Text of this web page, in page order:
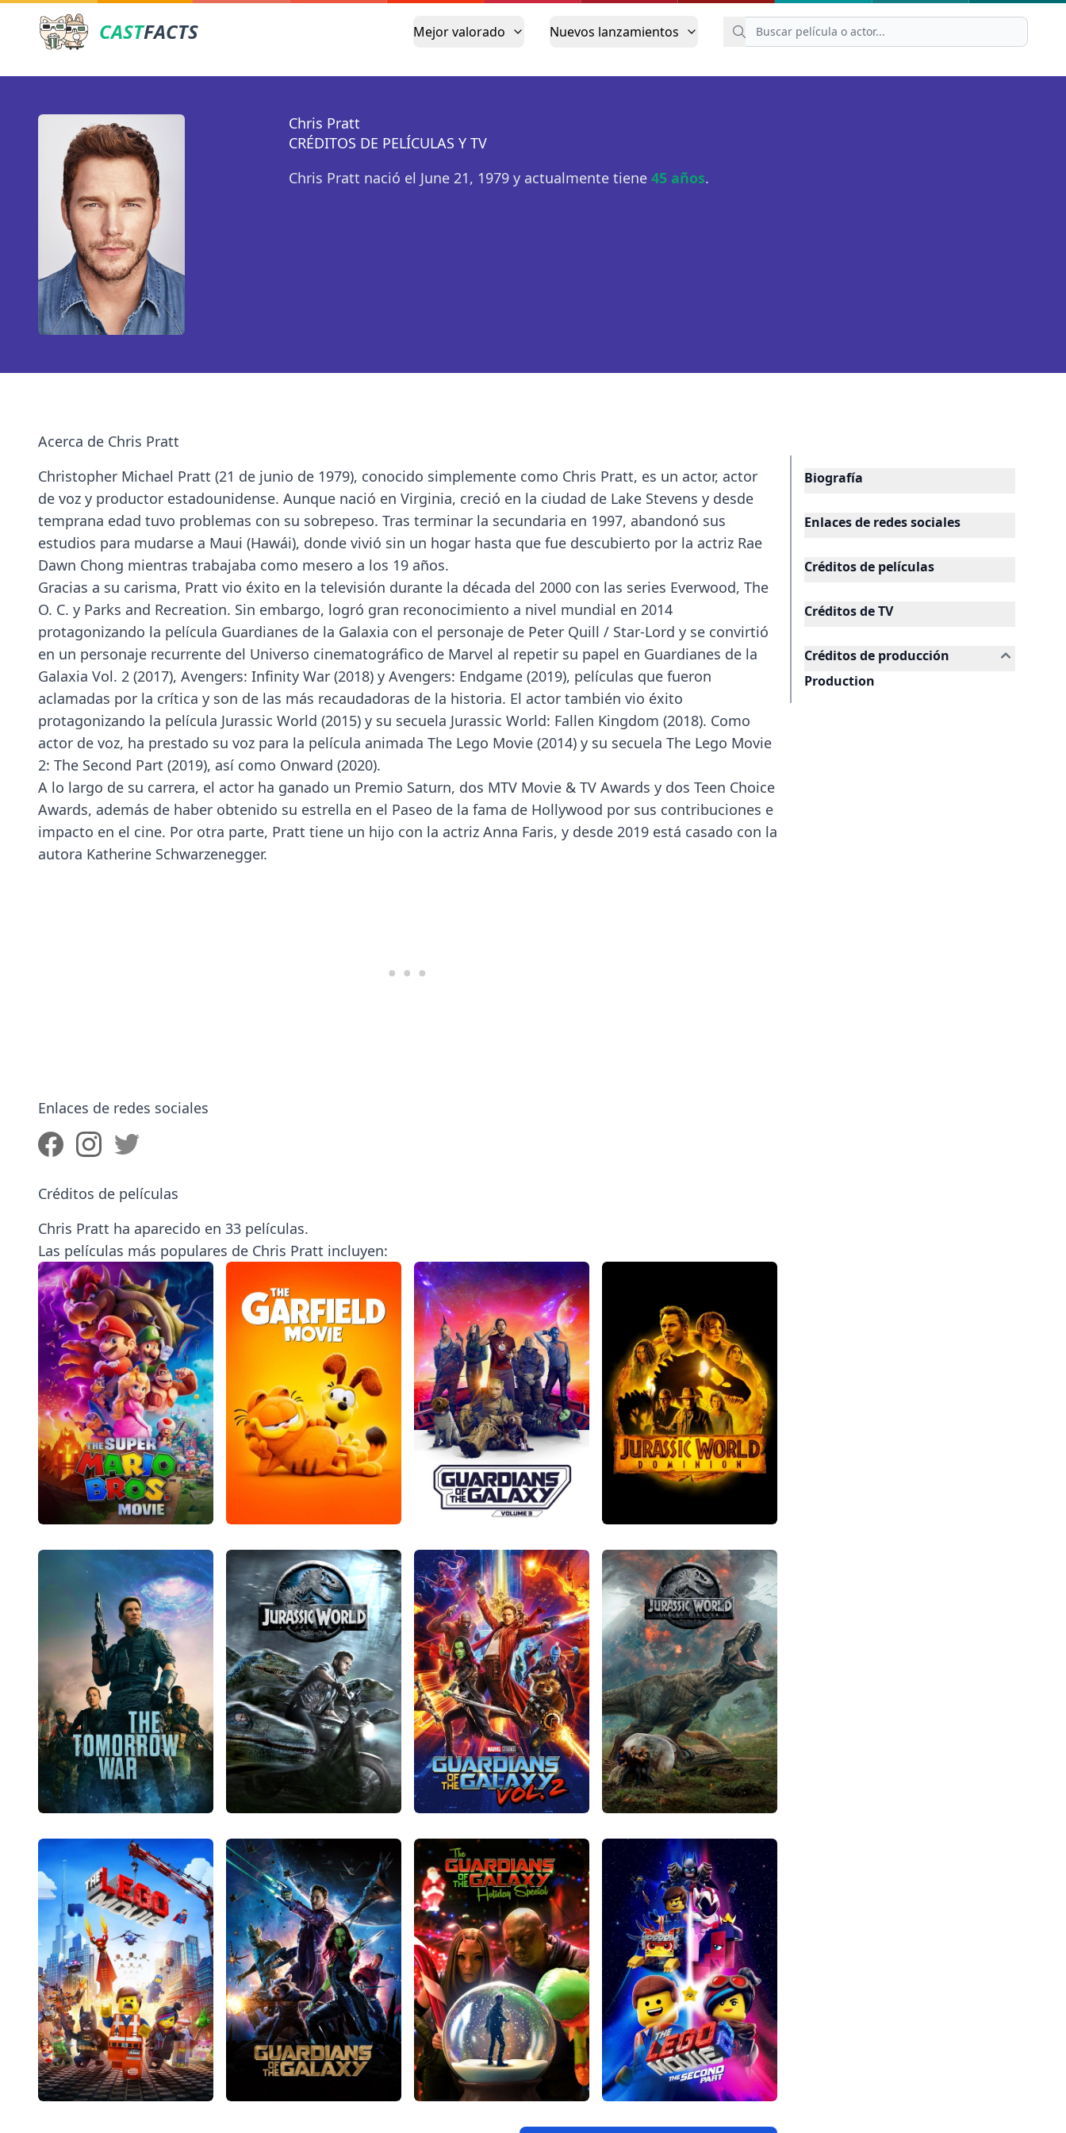
CASTFACTS Mejor valorado Nuevos lanzamientos
Chris Pratt
CRÉDITOS DE PELÍCULAS Y TV
Chris Pratt nació el June 21, 1979 y actualmente tiene 45 años.
Acerca de Chris Pratt
Christopher Michael Pratt (21 de junio de 1979), conocido simplemente como Chris Pratt, es un actor, actor
de voz y productor estadounidense. Aunque nació en Virginia, creció en la ciudad de Lake Stevens y desde
temprana edad tuvo problemas con su sobrepeso. Tras terminar la secundaria en 1997, abandonó sus
estudios para mudarse a Maui (Hawái), donde vivió sin un hogar hasta que fue descubierto por la actriz Rae
Dawn Chong mientras trabajaba como mesero a los 19 años.
Gracias a su carisma, Pratt vio éxito en la televisión durante la década del 2000 con las series Everwood, The
O. C. y Parks and Recreation. Sin embargo, logró gran reconocimiento a nivel mundial en 2014
protagonizando la película Guardianes de la Galaxia con el personaje de Peter Quill / Star-Lord y se convirtió
en un personaje recurrente del Universo cinematográfico de Marvel al repetir su papel en Guardianes de la
Galaxia Vol. 2 (2017), Avengers: Infinity War (2018) y Avengers: Endgame (2019), películas que fueron
aclamadas por la crítica y son de las más recaudadoras de la historia. El actor también vio éxito
protagonizando la película Jurassic World (2015) y su secuela Jurassic World: Fallen Kingdom (2018). Como
actor de voz, ha prestado su voz para la película animada The Lego Movie (2014) y su secuela The Lego Movie
2: The Second Part (2019), así como Onward (2020).
A lo largo de su carrera, el actor ha ganado un Premio Saturn, dos MTV Movie & TV Awards y dos Teen Choice
Awards, además de haber obtenido su estrella en el Paseo de la fama de Hollywood por sus contribuciones e
impacto en el cine. Por otra parte, Pratt tiene un hijo con la actriz Anna Faris, y desde 2019 está casado con la
autora Katherine Schwarzenegger.
Enlaces de redes sociales
Créditos de películas
Chris Pratt ha aparecido en 33 películas.
Las películas más populares de Chris Pratt incluyen:
Biografía
Enlaces de redes sociales
Créditos de películas
Créditos de TV
Créditos de producción
Production